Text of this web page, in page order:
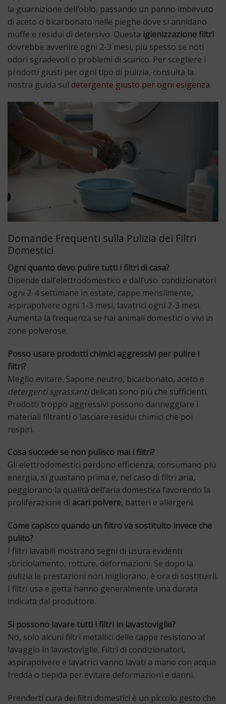
la guarnizione dell’oblò, passando un panno imbevuto
di aceto o bicarbonato nelle pieghe dove si annidano
muffe e residui di detersivo. Questa igienizzazione filtri
dovrebbe avvenire ogni 2-3 mesi, più spesso se noti
odori sgradevoli o problemi di scarico. Per scegliere i
prodotti giusti per ogni tipo di pulizia, consulta la
nostra guida sul detergente giusto per ogni esigenza.
Domande Frequenti sulla Pulizia dei Filtri
Domestici
Ogni quanto devo pulire tutti i filtri di casa?
Dipende dall’elettrodomestico e dall’uso: condizionatori
ogni 2-4 settimane in estate, cappe mensilmente,
aspirapolvere ogni 1-3 mesi, lavatrici ogni 2-3 mesi.
Aumenta la frequenza se hai animali domestici o vivi in
zone polverose.
Posso usare prodotti chimici aggressivi per pulire i
filtri?
Meglio evitare. Sapone neutro, bicarbonato, aceto e
detergenti sgrassantidelicati sono più che sufficienti.
Prodotti troppo aggressivi possono danneggiare i
materiali filtranti o lasciare residui chimici che poi
respiri.
Cosa succede se non pulisco mai i filtri?
Gli elettrodomestici perdono efficienza, consumano più
energia, si guastano prima e, nel caso di filtri aria,
peggiorano la qualità dell’aria domestica favorendo la
proliferazione di acari polvere, batteri e allergeni.
Come capisco quando un filtro va sostituito invece che
pulito?
I filtri lavabili mostrano segni di usura evidenti:
sbriciolamento, rotture, deformazioni. Se dopo la
pulizia le prestazioni non migliorano, è ora di sostituirli.
I filtri usa e getta hanno generalmente una durata
indicata dal produttore.
Si possono lavare tutti i filtri in lavastoviglie?
No, solo alcuni filtri metallici delle cappe resistono al
lavaggio in lavastoviglie. Filtri di condizionatori,
aspirapolvere e lavatrici vanno lavati a mano con acqua
fredda o tiepida per evitare deformazioni e danni.
Prenderti cura dei filtri domestici è un piccolo gesto che